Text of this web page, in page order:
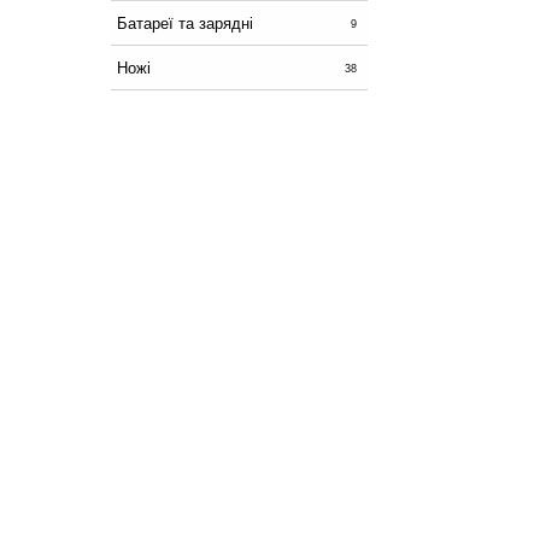
Батареї та зарядні 9
Ножі 38